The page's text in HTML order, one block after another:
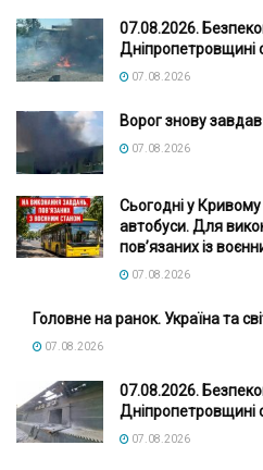
07.08.2026.
Дніпропетровщині
07.08.2026
Ворог знову
07.08.2026
Сьогодні у
автобуси. Для
пов’язаних із
07.08.2026
Головне на ранок. Україна та
07.08.2026
07.08.2026.
Дніпропетровщині
07.08.2026